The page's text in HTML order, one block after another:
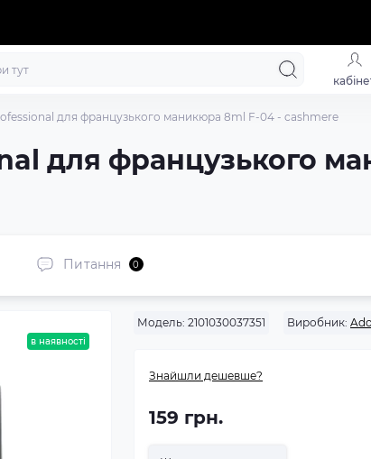
для французького маникюра 8ml F-04 - cashmere
для французького
Питання 0
в наявності
Модель: 2101030037351 Виробник:
Знайшли дешевше?
159 грн.